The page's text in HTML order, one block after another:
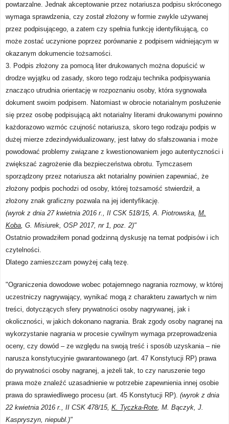
powtarzalne. Jednak akceptowanie przez notariusza podpisu skróconego
wymaga sprawdzenia, czy został złożony w formie zwykle używanej
przez podpisującego, a zatem czy spełnia funkcję identyfikującą, co
może zostać uczynione poprzez porównanie z podpisem widniejącym w
okazanym dokumencie tożsamości.
3. Podpis złożony za pomocą liter drukowanych można dopuścić w
drodze wyjątku od zasady, skoro tego rodzaju technika podpisywania
znacząco utrudnia orientację w rozpoznaniu osoby, która sygnowała
dokument swoim podpisem. Natomiast w obrocie notarialnym posłużenie
się przez osobę podpisującą akt notarialny literami drukowanymi powinno
każdorazowo wzmóc czujność notariusza, skoro tego rodzaju podpis w
dużej mierze zdezindywidualizowany, jest łatwy do sfałszowania i może
powodować problemy związane z kwestionowaniem jego autentyczności i
zwiększać zagrożenie dla bezpieczeństwa obrotu. Tymczasem
sporządzony przez notariusza akt notarialny powinien zapewniać, że
złożony podpis pochodzi od osoby, której tożsamość stwierdził, a
złożony znak graficzny pozwala na jej identyfikację.
(wyrok z dnia 27 kwietnia 2016 r., II CSK 518/15, A. Piotrowska, M.
Koba, G. Misiurek, OSP 2017, nr 1, poz. 2)"
Ostatnio prowadziłem ponad godzinną dyskusję na temat podpisów i ich
czytelności.
Dlatego zamieszczam powyżej całą tezę.
"Ograniczenia dowodowe wobec potajemnego nagrania rozmowy, w której
uczestniczy nagrywający, wynikać mogą z charakteru zawartych w nim
treści, dotyczących sfery prywatności osoby nagrywanej, jak i
okoliczności, w jakich dokonano nagrania. Brak zgody osoby nagranej na
wykorzystanie nagrania w procesie cywilnym wymaga przeprowadzenia
oceny, czy dowód – ze względu na swoją treść i sposób uzyskania – nie
narusza konstytucyjnie gwarantowanego (art. 47 Konstytucji RP) prawa
do prywatności osoby nagranej, a jeżeli tak, to czy naruszenie tego
prawa może znaleźć uzasadnienie w potrzebie zapewnienia innej osobie
prawa do sprawiedliwego procesu (art. 45 Konstytucji RP). (wyrok z dnia
22 kwietnia 2016 r., II CSK 478/15, K. Tyczka-Rote, M. Bączyk, J.
Kaspryszyn, niepubl.)"